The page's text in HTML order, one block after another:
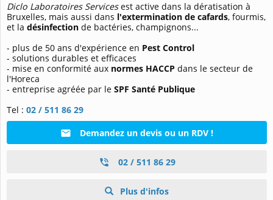
Diclo Laboratoires Servicesest active dans la dératisation à
Bruxelles, mais aussi dans l'extermination de cafards, fourmis,
et la désinfection de bactéries, champignons...
- plus de 50 ans d'expérience en Pest Control
- solutions durables et efficaces
- mise en conformité aux normes HACCP dans le secteur de
l'Horeca
- entreprise agréée par le SPF Santé Publique
Tel : 02 / 511 86 29
Demandez un devis ou un RDV !
02 / 511 86 29
Plus d'infos